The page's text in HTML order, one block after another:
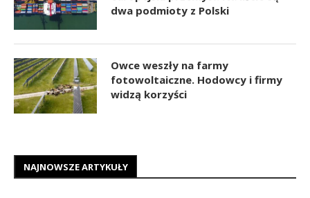
dwa podmioty z Polski
Owce weszły na farmy
fotowoltaiczne. Hodowcy i firmy
widzą korzyści
NAJNOWSZE ARTYKUŁY